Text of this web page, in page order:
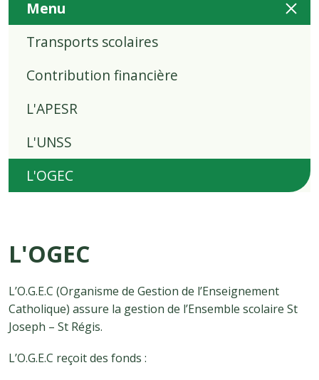
Menu
Transports scolaires
Contribution financière
L'APESR
L'UNSS
L'OGEC
L'OGEC
L’O.G.E.C (Organisme de Gestion de l’Enseignement
Catholique) assure la gestion de l’Ensemble scolaire St
Joseph – St Régis.
L’O.G.E.C reçoit des fonds :